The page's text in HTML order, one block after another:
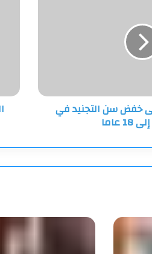
خفض سن التجنيد في
عاما
للجن